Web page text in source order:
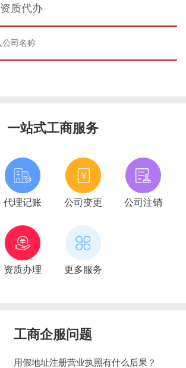
资质代办
一站式工商服务
代理记账 公司变更 公司注销
资质办理 更多服务
工商企服问题
用假地址注册营业执照有什么后果？